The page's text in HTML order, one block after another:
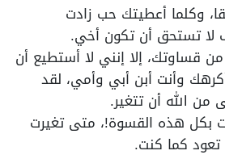
وكلما أعطيتك حب زادت
لا تستحق أن تكون أخي.
قساوتك، إلا إنني لا أستطيع أن
وأنت أبن أبي وأمي، لقد
من الله أن تتغير.
بكل هذه القسوة!، متى تغيرت
كما كنت.